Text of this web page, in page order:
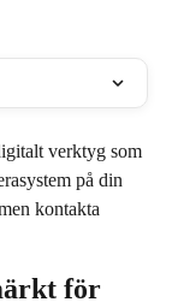
verktyg som
på din
kontakta
för